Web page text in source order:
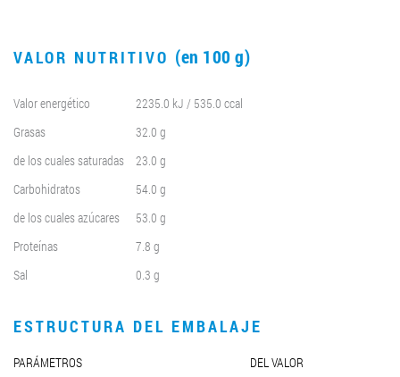
VALOR NUTRITIVO (en 100 g)
Valor energético
2235.0 kJ / 535.0 ccal
Grasas
32.0 g
de los cuales saturadas
23.0 g
Carbohidratos
54.0 g
de los cuales azúcares
53.0 g
Proteínas
7.8 g
Sal
0.3 g
ESTRUCTURA DEL EMBALAJE
PARÁMETROS DEL VALOR